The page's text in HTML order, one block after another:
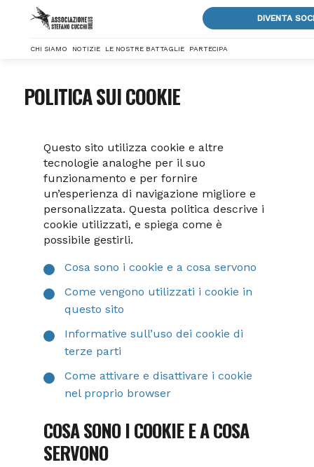
DIVENTA
CHI SIAMO NOTIZIE LE NOSTRE BATTAGLIE PARTECIPA
POLITICA SUI COOKIE
Questo sito utilizza cookie e altre
tecnologie analoghe per il suo
funzionamento e per fornire
un’esperienza di navigazione migliore e
personalizzata. Questa politica descrive i
cookie utilizzati, e spiega come è
possibile gestirli.
Cosa sono i cookie e a cosa servono
Come vengono utilizzati i cookie in
questo sito
Informative sull’uso dei cookie di
terze parti
Come attivare e disattivare i cookie
nel proprio browser
COSA SONO I COOKIE E A COSA
SERVONO